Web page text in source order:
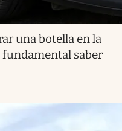
una botella en la
fundamental saber